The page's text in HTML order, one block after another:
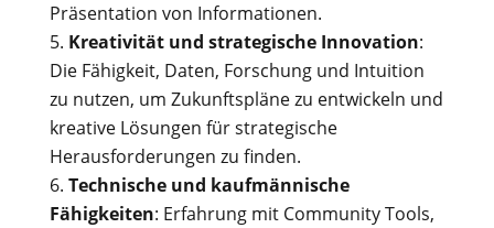
Präsentation von Informationen.
Kreativität und strategische Innovation:
Die Fähigkeit, Daten, Forschung und Intuition
zu nutzen, um Zukunftspläne zu entwickeln und
kreative Lösungen für strategische
Herausforderungen zu finden.
Technische und kaufmännische
Fähigkeiten: Erfahrung mit Community Tools,